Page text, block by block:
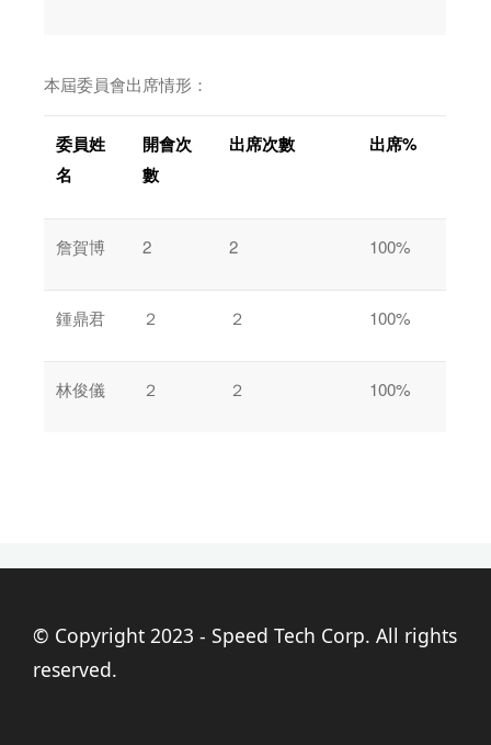
本屆委員會出席情形：
委員姓
名
開會次
數
出席次數 出席%
詹賀博 2 2 100%
鍾鼎君 ２ ２ 100%
林俊儀 ２ ２ 100%
© Copyright 2023 - Speed Tech Corp. All rights
reserved.